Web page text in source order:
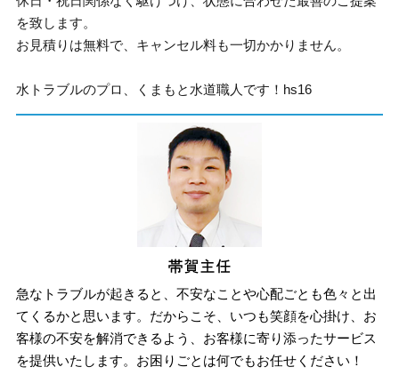
を致します。
お見積りは無料で、キャンセル料も一切かかりません。
水トラブルのプロ、くまもと水道職人です！hs16
急なトラブルが起きると、不安なことや心配ごとも色々と出
てくるかと思います。だからこそ、いつも笑顔を心掛け、お
客様の不安を解消できるよう、お客様に寄り添ったサービス
を提供いたします。お困りごとは何でもお任せください！